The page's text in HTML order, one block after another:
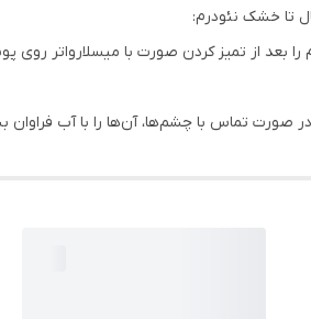
تا خشک نئودرم:
بعد از تمیز کردن صورت با میسلارواتر
تماس با چشم‌ها، آن‌ها را با آب فراوان